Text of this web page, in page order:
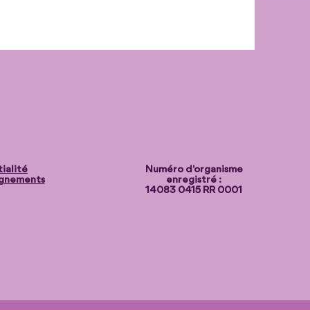
Numéro d'organisme
enregistré :
14083 0415 RR 0001